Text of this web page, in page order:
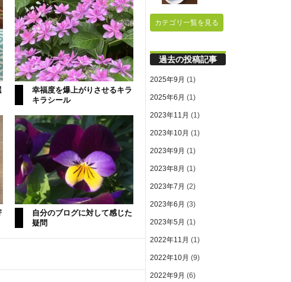
幸福度を爆上がりさせるキラ
キラシール
自分のブログに対して感じた
疑問
カテゴリ一覧を見る
過去の投稿記事
2025年9月 (1)
2025年6月 (1)
2023年11月 (1)
2023年10月 (1)
2023年9月 (1)
2023年8月 (1)
2023年7月 (2)
2023年6月 (3)
2023年5月 (1)
2022年11月 (1)
2022年10月 (9)
2022年9月 (6)